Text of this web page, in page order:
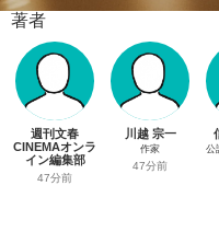
著者
週刊文春
CINEMAオンラ
イン編集部
47分前
川越 宗一
作家
47分前
公